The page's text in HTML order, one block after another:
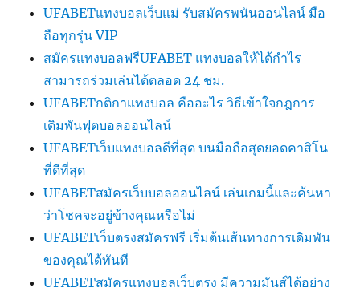
UFABETแทงบอลเว็บแม่ รับสมัครพนันออนไลน์ มือ
ถือทุกรุ่น VIP
สมัครแทงบอลฟรีUFABET แทงบอลให้ได้กำไร
สามารถร่วมเล่นได้ตลอด 24 ชม.
UFABETกติกาแทงบอล คืออะไร วิธีเข้าใจกฎการ
เดิมพันฟุตบอลออนไลน์
UFABETเว็บแทงบอลดีที่สุด บนมือถือสุดยอดคาสิโน
ที่ดีที่สุด
UFABETสมัครเว็บบอลออนไลน์ เล่นเกมนี้และค้นหา
ว่าโชคจะอยู่ข้างคุณหรือไม่
UFABETเว็บตรงสมัครฟรี เริ่มต้นเส้นทางการเดิมพัน
ของคุณได้ทันที
UFABETสมัครแทงบอลเว็บตรง มีความมันส์ได้อย่าง